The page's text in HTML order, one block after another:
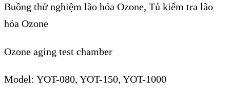
Buồng thử nghiệm lão hóa Ozone, Tủ kiểm tra lão
hóa Ozone
Ozone aging test chamber
Model: YOT-080, YOT-150, YOT-1000